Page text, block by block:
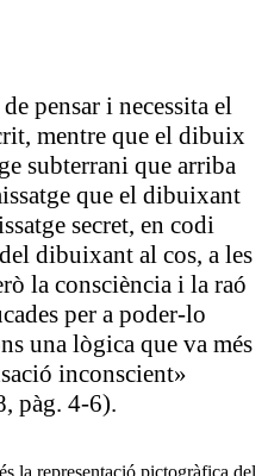
pensar i necessita el
mentre que el dibuix
subterrani que arriba
que el dibuixant
secret, en codi
dibuixant al cos, a les
la consciència i la raó
per a poder-lo
una lògica que va més
inconscient»
pàg. 4-6).